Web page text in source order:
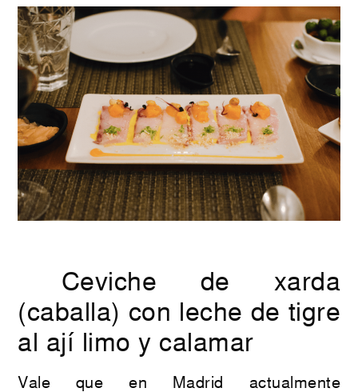
Ceviche de xarda
(caballa) con leche de tigre
al ají limo y calamar
Vale que en Madrid actualmente